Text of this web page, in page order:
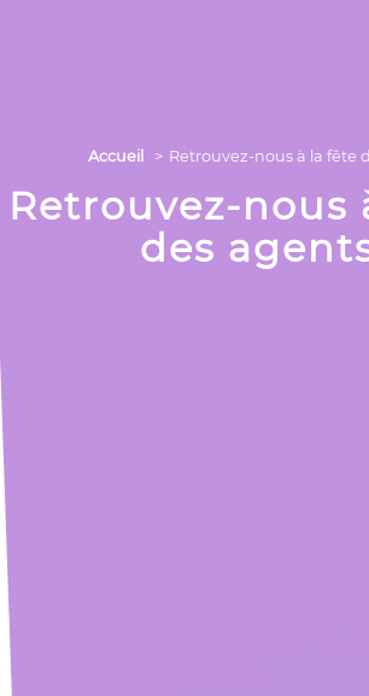
Accueil Retrouvez-nous à la fête
Retrouvez-nous
des